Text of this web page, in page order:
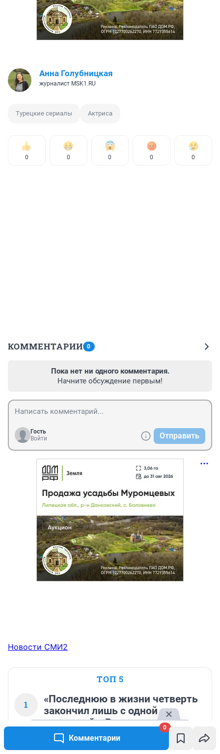
Комментарии
0
Анна Голубницкая
журналист MSK1.RU
Турецкие сериалы Актриса
0 0 0 0 0
КОММЕНТАРИИ 0
Пока нет ни одного комментария.
Начните обсуждение первым!
Гость
Войти
Отправить
Новости СМИ2
ТОП 5
1
«Последнюю в жизни четверть
закончил лишь с одной
четверкой». Родители
рассказали про сына, который
всю жизнь боролся с раком